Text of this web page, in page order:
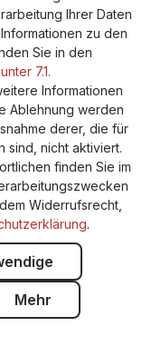
Ihrer Daten
zu den
Sie in den
7.1.
Informationen
Ablehnung werden
derer, die für
sind, nicht aktiviert.
finden Sie im
Widerrufsrecht,
.
Mehr